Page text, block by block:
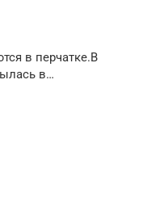
в перчатке.В
в…